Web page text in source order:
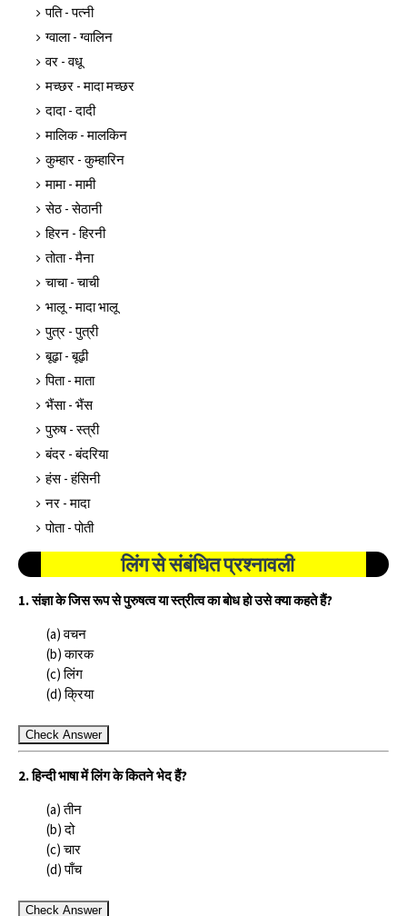
पति - पत्नी
ग्वाला - ग्वालिन
वर - वधू
मच्छर - मादा मच्छर
दादा - दादी
मालिक - मालकिन
कुम्हार - कुम्हारिन
मामा - मामी
सेठ - सेठानी
हिरन - हिरनी
तोता - मैना
चाचा - चाची
भालू - मादा भालू
पुत्र - पुत्री
बूढ़ा - बूढ़ी
पिता - माता
भैंसा - भैंस
पुरुष - स्त्री
बंदर - बंदरिया
हंस - हंसिनी
नर - मादा
पोता - पोती
लिंग से संबंधित प्रश्नावली
1. संज्ञा के जिस रूप से पुरुषत्व या स्त्रीत्व का बोध हो उसे क्या कहते हैं?
(a) वचन
(b) कारक
(c) लिंग
(d) क्रिया
Check Answer
2. हिन्दी भाषा में लिंग के कितने भेद हैं?
(a) तीन
(b) दो
(c) चार
(d) पाँच
Check Answer